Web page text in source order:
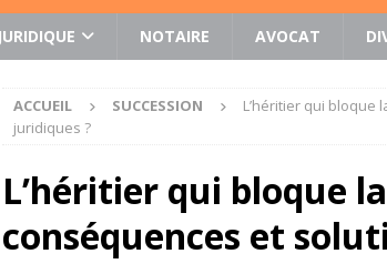
JURIDIQUE NOTAIRE AVOCAT
ACCUEIL SUCCESSION
L’héritier qui bloque
juridiques ?
L’héritier qui bloque
conséquences et